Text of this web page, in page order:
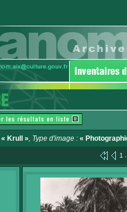
« Krull », Type d'image : «
1